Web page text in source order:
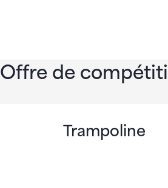
Offre de
Trampoline